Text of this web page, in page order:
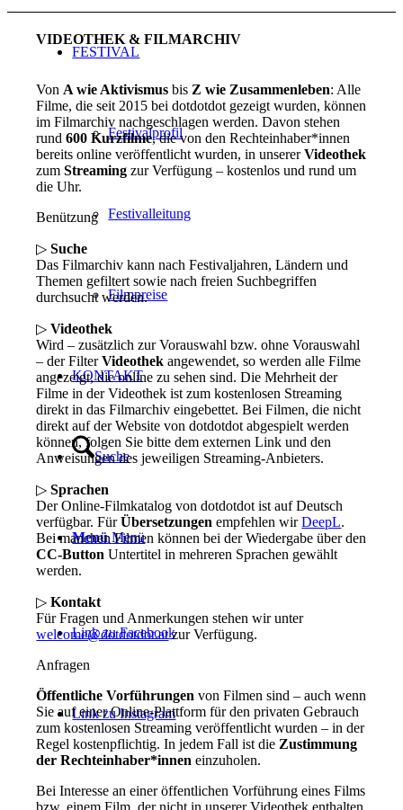
FESTIVAL
Festivalprofil
Festivalleitung
Filmpreise
KONTAKT
Suche
Menü Menü
Link zu Facebook
Link zu Instagram
VIDEOTHEK & FILMARCHIV
Von A wie Aktivismus bis Z wie Zusammenleben: Alle
Filme, die seit 2015 bei dotdotdot gezeigt wurden, können
im Filmarchiv nachgeschlagen werden. Davon stehen
rund600 Kurzfilme, die von den Rechteinhaber*innen
bereits online veröffentlicht wurden, in unsererVideothek
zum Streaming zur Verfügung – kostenlos und rund um
die Uhr.
Benützung
▷Suche
Das Filmarchiv kann nach Festivaljahren, Ländern und
Themen gefiltert sowie nach freien Suchbegriffen
durchsucht werden.
▷Videothek
Wird – zusätzlich zur Vorauswahl bzw. ohne Vorauswahl
– der FilterVideothek angewendet, so werden alle Filme
angezeigt, die online zu sehen sind. Die Mehrheit der
Filme in der Videothek ist zum kostenlosen Streaming
direkt in das Filmarchiv eingebettet. Bei Filmen, die nicht
direkt auf der Website von dotdotdot abgespielt werden
können, folgen Sie bitte dem externen Link und den
Anweisungen des jeweiligen Streaming-Anbieters.
▷Sprachen
Der Online-Filmkatalog von dotdotdot ist auf Deutsch
verfügbar. FürÜbersetzungen empfehlen wirDeepL.
Bei manchen Filmen können bei der Wiedergabe über den
CC-Button Untertitel in mehreren Sprachen gewählt
werden.
▷Kontakt
Für Fragen und Anmerkungen stehen wir unter
welcome@dotdotdot.atzur Verfügung.
Anfragen
Öffentliche Vorführungenvon Filmen sind – auch wenn
Sie auf einer Online-Plattform für den privaten Gebrauch
zum kostenlosen Streaming veröffentlicht wurden – in der
Regel kostenpflichtig. In jedem Fall ist die Zustimmung
der Rechteinhaber*innen einzuholen.
Bei Interesse an einer öffentlichen Vorführung eines Films
bzw. einem Film, der nicht in unserer Videothek enthalten